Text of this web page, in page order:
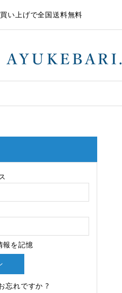
い上げで全国送料無料
報を記憶
忘れですか ?